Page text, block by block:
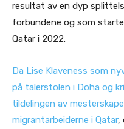
resultat av en dyp
forbundene og som
Qatar i 2022.
Da Lise Klaveness som
på talerstolen i Doha og
tildelingen av
migrantarbeiderne i Qatar,